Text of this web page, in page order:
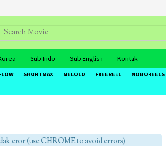
Sub Indo Sub English Kontak
SHORTMAX MELOLO FREEREEL MOBOREELS
eror (use CHROME to avoid errors)